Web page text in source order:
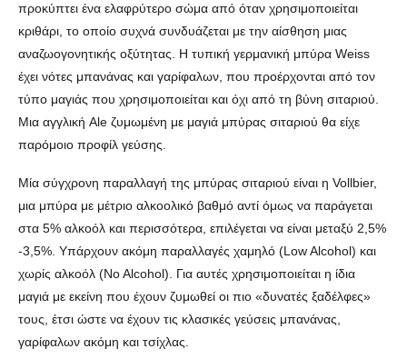
προκύπτει ένα ελαφρύτερο σώμα από όταν χρησιμοποιείται
κριθάρι, το οποίο συχνά συνδυάζεται με την αίσθηση μιας
αναζωογονητικής οξύτητας. Η τυπική γερμανική μπύρα Weiss
έχει νότες μπανάνας και γαρίφαλων, που προέρχονται από τον
τύπο μαγιάς που χρησιμοποιείται και όχι από τη βύνη σιταριού.
Μια αγγλική Ale ζυμωμένη με μαγιά μπύρας σιταριού θα είχε
παρόμοιο προφίλ γεύσης.
Μία σύγχρονη παραλλαγή της μπύρας σιταριού είναι η Vollbier,
μια μπύρα με μέτριο αλκοολικό βαθμό αντί όμως να παράγεται
στα 5% αλκοόλ και περισσότερα, επιλέγεται να είναι μεταξύ 2,5%
-3,5%. Υπάρχουν ακόμη παραλλαγές χαμηλό (Low Alcohol) και
χωρίς αλκοόλ (No Alcohol). Για αυτές χρησιμοποιείται η ίδια
μαγιά με εκείνη που έχουν ζυμωθεί οι πιο «δυνατές ξαδέλφες»
τους, έτσι ώστε να έχουν τις κλασικές γεύσεις μπανάνας,
γαρίφαλων ακόμη και τσίχλας.